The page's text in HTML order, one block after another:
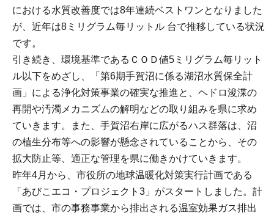
における水質改善度では8年連続ベストワンとなりました
が、近年は8ミリグラム毎リットル 台で推移している状況
です。
引き続き、環境基準であるＣＯＤ値5ミリグラム毎リット
ル以下をめざし、「第6期手賀沼に係る湖沼水質保全計
画」による浄化対策事業の確実な推進と、ヘドロ浚渫の
再開や汚濁メカニズムの解明などの取り組みを県に求め
ていきます。また、手賀沼右岸に広がるハス群落は、沼
の植生分布等への影響が懸念されていることから、その
拡大防止等、適正な管理を県に働きかけていきます。
昨年4月から、市役所の地球温暖化対策実行計画である
「あびこエコ・プロジェクト3」がスタートしました。計
画では、市の事務事業から排出される温室効果ガス排出